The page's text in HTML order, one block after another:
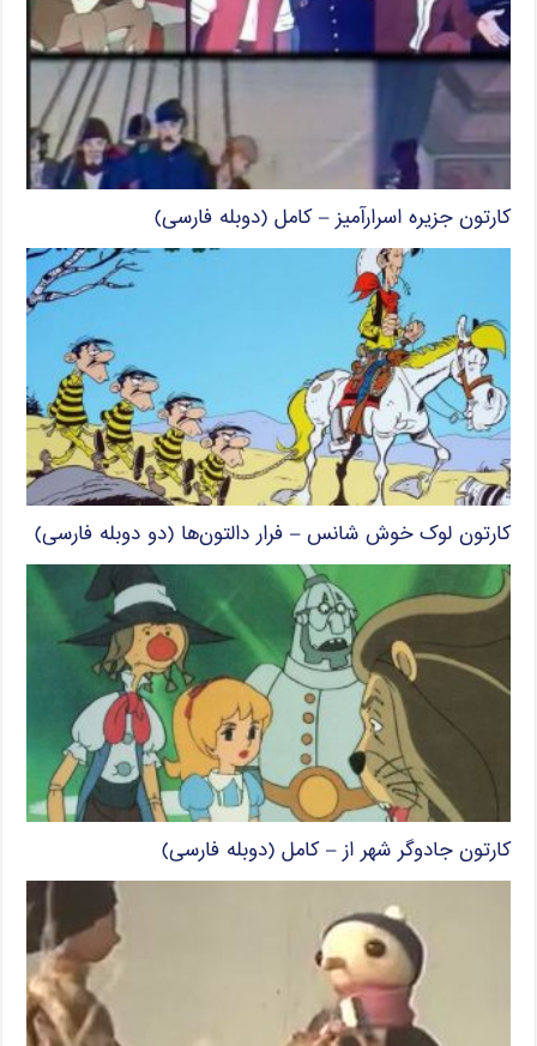
کارتون جزیره اسرارآمیز – کامل (دوبله فارسی)
کارتون لوک خوش شانس – فرار دالتون‌ها (دو دوبله فارسی)
کارتون جادوگر شهر از – کامل (دوبله فارسی)